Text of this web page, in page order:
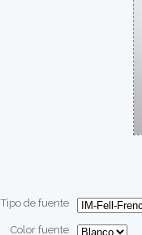
Tipo de fuente
Color fuente